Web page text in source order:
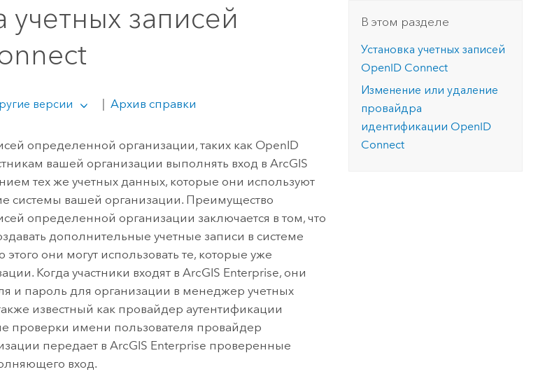
учетных записей
версии | Архив справки
определенной организации, таких как OpenID
вашей организации выполнять вход вArcGIS
тех же учетных данных, которые они используют
системы вашей организации. Преимущество
определенной организации заключается в том, что
дополнительные учетные записи в системе
этого они могут использовать те, которые уже
Когда участники входят вArcGIS Enterprise, они
и пароль для организации в менеджер учетных
известный как провайдер аутентификации
проверки имени пользователя провайдер
передает вArcGIS Enterprise проверенные
вход.
В этом разделе
Установка учетных записей
OpenID Connect
Изменение или удаление
провайдра
идентификации OpenID
Connect